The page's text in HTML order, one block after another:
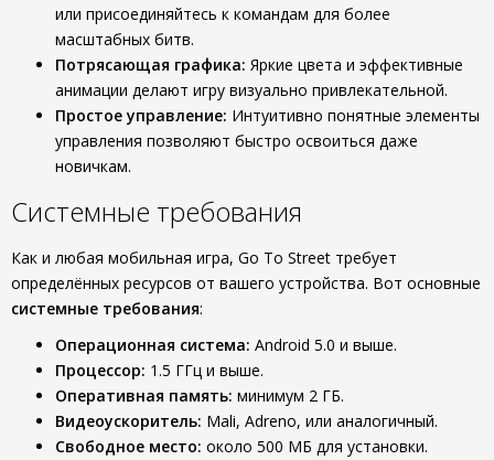
или присоединяйтесь к командам для более
масштабных битв.
Потрясающая графика: Яркие цвета и эффективные
анимации делают игру визуально привлекательной.
Простое управление: Интуитивно понятные элементы
управления позволяют быстро освоиться даже
новичкам.
Системные требования
Как и любая мобильная игра, Go To Street требует
определённых ресурсов от вашего устройства. Вот основные
системные требования:
Операционная система: Android 5.0 и выше.
Процессор: 1.5 ГГц и выше.
Оперативная память: минимум 2 ГБ.
Видеоускоритель: Mali, Adreno, или аналогичный.
Свободное место: около 500 МБ для установки.